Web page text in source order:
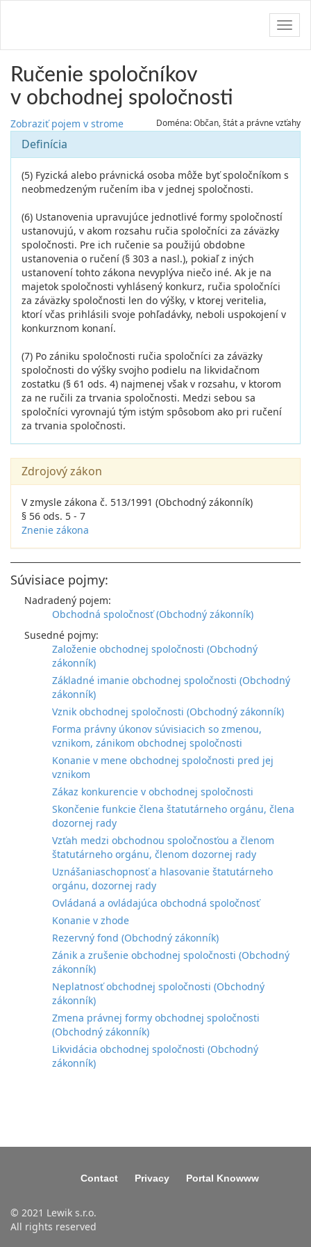
Ručenie spoločníkov
v obchodnej spoločnosti
Zobraziť pojem v strome Doména: Občan, štát a právne vzťahy
Definícia
(5) Fyzická alebo právnická osoba môže byť spoločníkom s
neobmedzeným ručením iba v jednej spoločnosti.
(6) Ustanovenia upravujúce jednotlivé formy spoločností
ustanovujú, v akom rozsahu ručia spoločníci za záväzky
spoločnosti. Pre ich ručenie sa použijú obdobne
ustanovenia o ručení (§ 303 a nasl.), pokiaľ z iných
ustanovení tohto zákona nevyplýva niečo iné. Ak je na
majetok spoločnosti vyhlásený konkurz, ručia spoločníci
za záväzky spoločnosti len do výšky, v ktorej veritelia,
ktorí včas prihlásili svoje pohľadávky, neboli uspokojení v
konkurznom konaní.
(7) Po zániku spoločnosti ručia spoločníci za záväzky
spoločnosti do výšky svojho podielu na likvidačnom
zostatku (§ 61 ods. 4) najmenej však v rozsahu, v ktorom
za ne ručili za trvania spoločnosti. Medzi sebou sa
spoločníci vyrovnajú tým istým spôsobom ako pri ručení
za trvania spoločnosti.
Zdrojový zákon
V zmysle zákona č. 513/1991 (Obchodný zákonník)
§ 56 ods. 5 - 7
Znenie zákona
Súvisiace pojmy:
Nadradený pojem:
Obchodná spoločnosť (Obchodný zákonník)
Susedné pojmy:
Založenie obchodnej spoločnosti (Obchodný
zákonník)
Základné imanie obchodnej spoločnosti (Obchodný
zákonník)
Vznik obchodnej spoločnosti (Obchodný zákonník)
Forma právny úkonov súvisiacich so zmenou,
vznikom, zánikom obchodnej spoločnosti
Konanie v mene obchodnej spoločnosti pred jej
vznikom
Zákaz konkurencie v obchodnej spoločnosti
Skončenie funkcie člena štatutárneho orgánu, člena
dozornej rady
Vzťah medzi obchodnou spoločnosťou a členom
štatutárneho orgánu, členom dozornej rady
Uznášaniaschopnosť a hlasovanie štatutárneho
orgánu, dozornej rady
Ovládaná a ovládajúca obchodná spoločnosť
Konanie v zhode
Rezervný fond (Obchodný zákonník)
Zánik a zrušenie obchodnej spoločnosti (Obchodný
zákonník)
Neplatnosť obchodnej spoločnosti (Obchodný
zákonník)
Zmena právnej formy obchodnej spoločnosti
(Obchodný zákonník)
Likvidácia obchodnej spoločnosti (Obchodný
zákonník)
Contact Privacy Portal Knowww
© 2021 Lewik s.r.o.
All rights reserved